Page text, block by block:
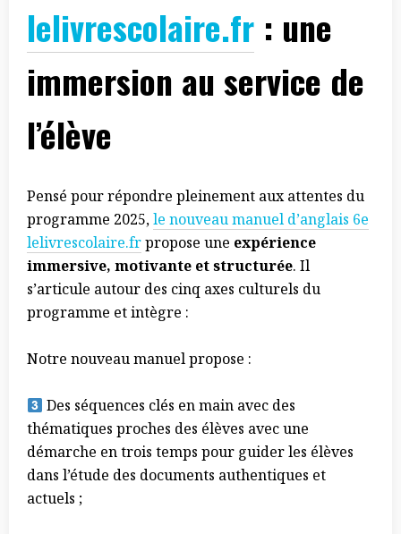
lelivrescolaire.fr : une
immersion au service de
l’élève
Pensé pour répondre pleinement aux attentes du
programme 2025,le nouveau manuel d’anglais 6e
lelivrescolaire.frpropose une expérience
immersive, motivante et structurée. Il
s’articule autour des cinq axes culturels du
programme et intègre :
Notre nouveau manuel propose :
Des séquences clés en main avec des
thématiques proches des élèves avec une
démarche en trois temps pour guider les élèves
dans l’étude des documents authentiques et
actuels ;